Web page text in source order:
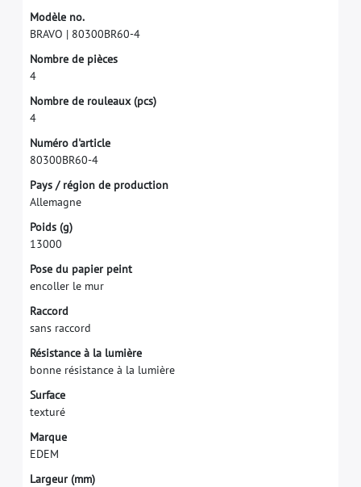
Modèle no.
BRAVO | 80300BR60-4
Nombre de pièces
4
Nombre de rouleaux (pcs)
4
Numéro d'article
80300BR60-4
Pays / région de production
Allemagne
Poids (g)
13000
Pose du papier peint
encoller le mur
Raccord
sans raccord
Résistance à la lumière
bonne résistance à la lumière
Surface
texturé
Marque
EDEM
Largeur (mm)